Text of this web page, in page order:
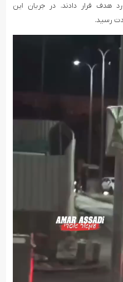
هدف قرار دادند. در جریان این
رسید.